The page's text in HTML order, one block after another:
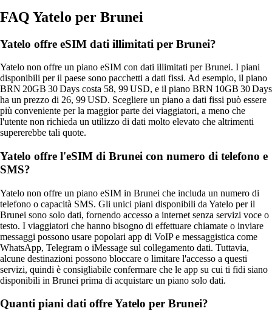
FAQ Yatelo per Brunei
Yatelo offre eSIM dati illimitati per Brunei?
Yatelo non offre un piano eSIM con dati illimitati per Brunei. I piani
disponibili per il paese sono pacchetti a dati fissi. Ad esempio, il piano
BRN 20GB 30 Days costa 58, 99 USD, e il piano BRN 10GB 30 Days
ha un prezzo di 26, 99 USD. Scegliere un piano a dati fissi può essere
più conveniente per la maggior parte dei viaggiatori, a meno che
l'utente non richieda un utilizzo di dati molto elevato che altrimenti
supererebbe tali quote.
Yatelo offre l'eSIM di Brunei con numero di telefono e
SMS?
Yatelo non offre un piano eSIM in Brunei che includa un numero di
telefono o capacità SMS. Gli unici piani disponibili da Yatelo per il
Brunei sono solo dati, fornendo accesso a internet senza servizi voce o
testo. I viaggiatori che hanno bisogno di effettuare chiamate o inviare
messaggi possono usare popolari app di VoIP e messaggistica come
WhatsApp, Telegram o iMessage sul collegamento dati. Tuttavia,
alcune destinazioni possono bloccare o limitare l'accesso a questi
servizi, quindi è consigliabile confermare che le app su cui ti fidi siano
disponibili in Brunei prima di acquistare un piano solo dati.
Quanti piani dati offre Yatelo per Brunei?